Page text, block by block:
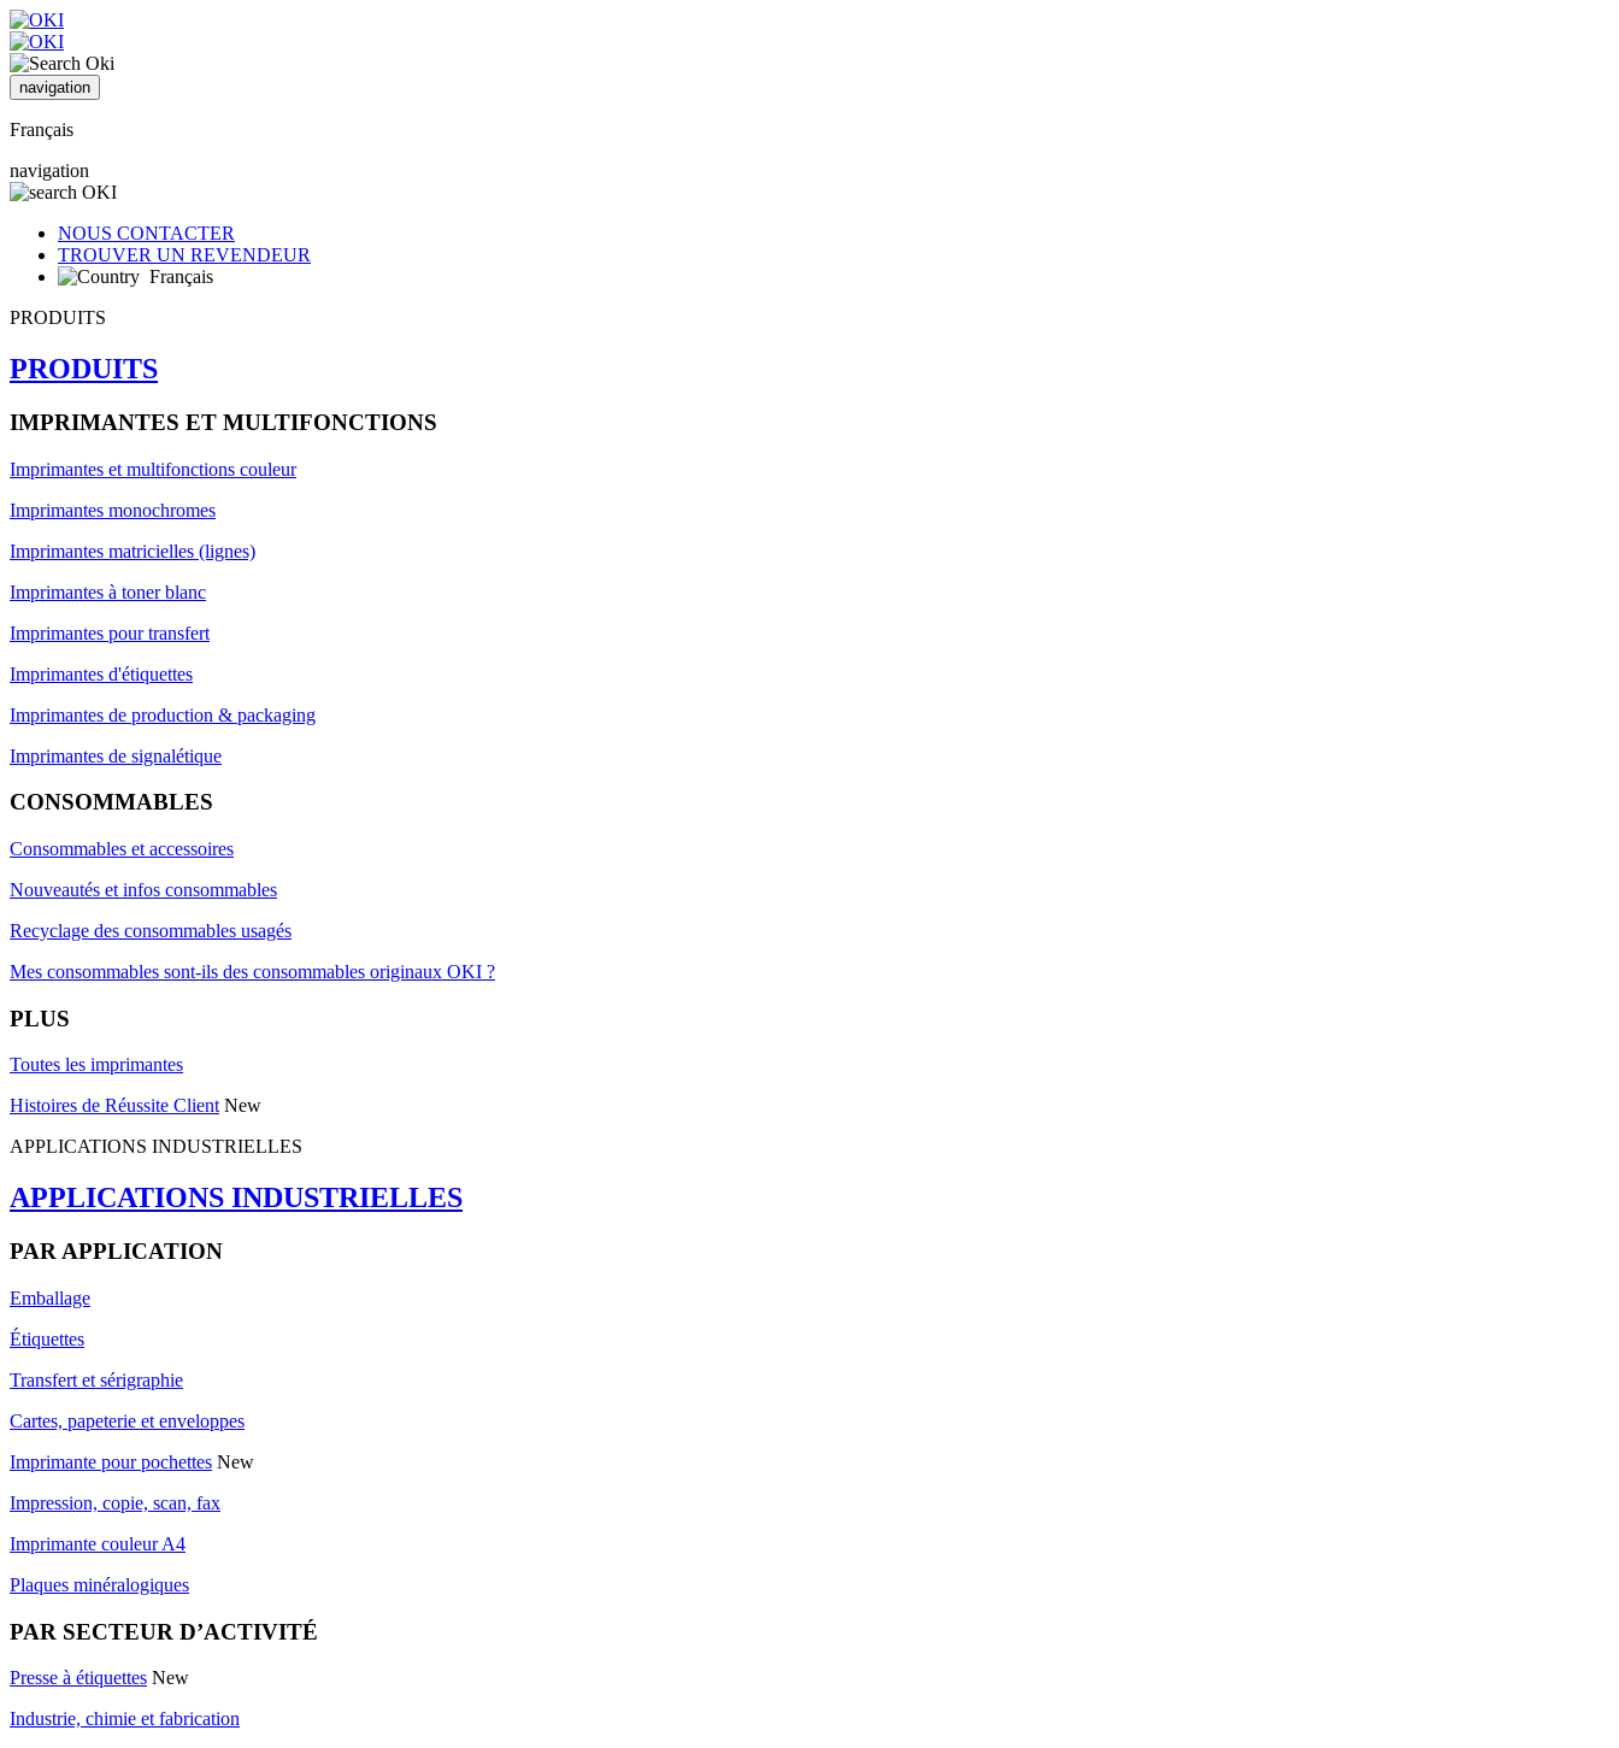
navigation
Français
navigation
NOUS CONTACTER
TROUVER UN REVENDEUR
Français
PRODUITS
PRODUITS
IMPRIMANTES ET MULTIFONCTIONS
Imprimantes et multifonctions couleur
Imprimantes monochromes
Imprimantes matricielles (lignes)
Imprimantes à toner blanc
Imprimantes pour transfert
Imprimantes d'étiquettes
Imprimantes de production & packaging
Imprimantes de signalétique
CONSOMMABLES
Consommables et accessoires
Nouveautés et infos consommables
Recyclage des consommables usagés
Mes consommables sont-ils des consommables originaux OKI ?
PLUS
Toutes les imprimantes
Histoires de Réussite Client New
APPLICATIONS INDUSTRIELLES
APPLICATIONS INDUSTRIELLES
PAR APPLICATION
Emballage
Étiquettes
Transfert et sérigraphie
Cartes, papeterie et enveloppes
Imprimante pour pochettes New
Impression, copie, scan, fax
Imprimante couleur A4
Plaques minéralogiques
PAR SECTEUR D’ACTIVITÉ
Presse à étiquettes New
Industrie, chimie et fabrication